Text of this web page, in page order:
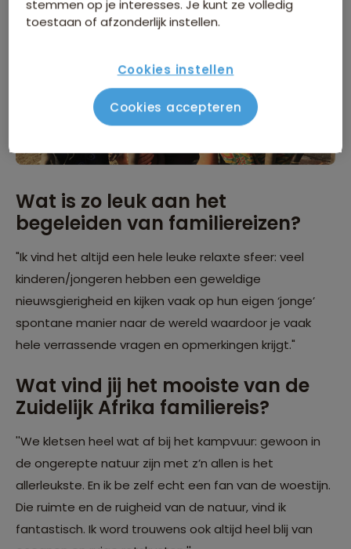
Wat is zo leuk aan het
begeleiden van familiereizen?
"Ik vind het altijd een hele leuke relaxte sfeer: veel
kinderen/jongeren hebben een geweldige
nieuwsgierigheid en kijken vaak op hun eigen ‘jonge’
spontane manier naar de wereld waardoor je vaak
hele verrassende vragen en opmerkingen krijgt."
Wat vind jij het mooiste van de
Zuidelijk Afrika familiereis?
''We kletsen heel wat af bij het kampvuur: gewoon in
de ongerepte natuur zijn met z’n allen is het
allerleukste. En ik be zelf echt een fan van de woestijn.
Die ruimte en de ruigheid van de natuur, vind ik
fantastisch. Ik word trouwens ook altijd heel blij van
stemmen op je interesses. Je kunt ze volledig
toestaan of afzonderlijk instellen.
Cookies instellen
Cookies accepteren